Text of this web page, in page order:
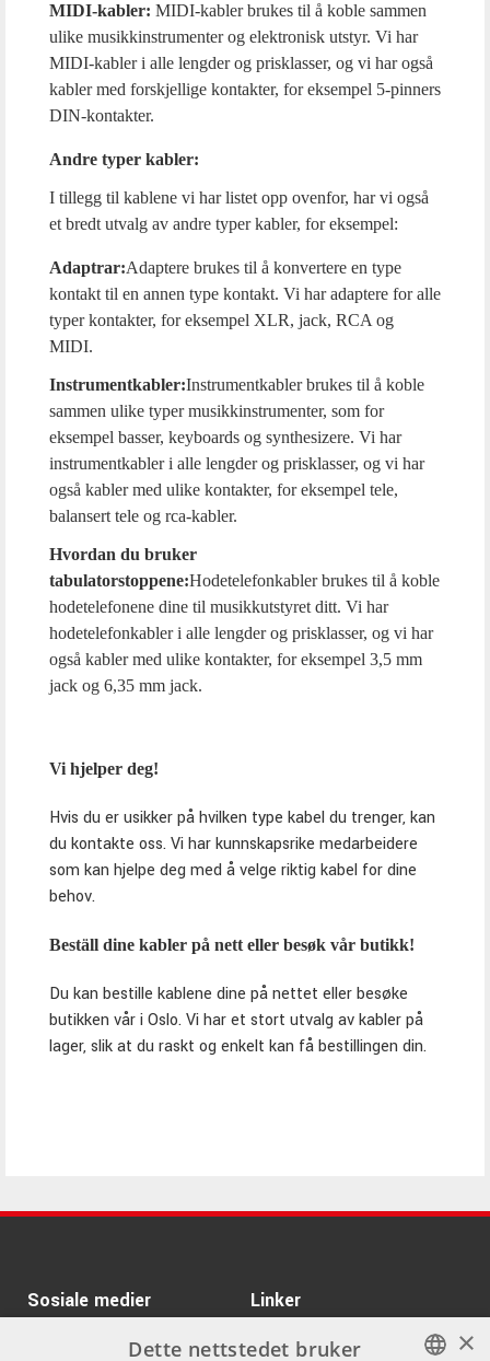
MIDI-kabler: MIDI-kabler brukes til å koble sammen
ulike musikkinstrumenter og elektronisk utstyr. Vi har
MIDI-kabler i alle lengder og prisklasser, og vi har også
kabler med forskjellige kontakter, for eksempel 5-pinners
DIN-kontakter.
Andre typer kabler:
I tillegg til kablene vi har listet opp ovenfor, har vi også
et bredt utvalg av andre typer kabler, for eksempel:
Adaptrar:Adaptere brukes til å konvertere en type
kontakt til en annen type kontakt. Vi har adaptere for alle
typer kontakter, for eksempel XLR, jack, RCA og
MIDI.
Instrumentkabler:Instrumentkabler brukes til å koble
sammen ulike typer musikkinstrumenter, som for
eksempel basser, keyboards og synthesizere. Vi har
instrumentkabler i alle lengder og prisklasser, og vi har
også kabler med ulike kontakter, for eksempel tele,
balansert tele og rca-kabler.
Hvordan du bruker
tabulatorstoppene:Hodetelefonkabler brukes til å koble
hodetelefonene dine til musikkutstyret ditt. Vi har
hodetelefonkabler i alle lengder og prisklasser, og vi har
også kabler med ulike kontakter, for eksempel 3,5 mm
jack og 6,35 mm jack.
Vi hjelper deg!
Hvis du er usikker på hvilken type kabel du trenger, kan
du kontakte oss. Vi har kunnskapsrike medarbeidere
som kan hjelpe deg med å velge riktig kabel for dine
behov.
Beställ dine kabler på nett eller besøk vår butikk!
Du kan bestille kablene dine på nettet eller besøke
butikken vår i Oslo. Vi har et stort utvalg av kabler på
lager, slik at du raskt og enkelt kan få bestillingen din.
Sosiale medier Linker
Om Oss ×
Dette nettstedet bruker